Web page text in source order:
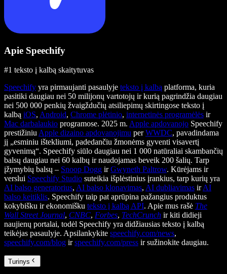
Apie Speechify
#1 teksto į kalbą skaitytuvas
Speechify yra pirmaujanti pasaulyje teksto į kalbą platforma, kuria
pasitiki daugiau nei 50 milijonų vartotojų ir kurią pagrindžia daugiau
nei 500 000 penkių žvaigždučių atsiliepimų skirtingose teksto į
kalbą iOS, Android, Chrome plėtinio, internetinės programėlės ir
Mac darbalaukio programose. 2025 m. Apple apdovanojo Speechify
prestižiniu Apple dizaino apdovanojimu perWWDC, pavadindama
jį „esminiu ištekliumi, padedančiu žmonėms gyventi visavertį
gyvenimą“. Speechify siūlo daugiau nei 1 000 natūraliai skambančių
balsų daugiau nei 60 kalbų ir naudojamas beveik 200 šalių. Tarp
įžymybių balsų – Snoop Dogg irGwyneth Paltrow. Kūrėjams ir
verslui Speechify Studio suteikia išplėstinius įrankius, tarp kurių yra
AI balso generatorius, AI balso klonavimas, AI dubliavimas irAI
balso keitiklis. Speechify taip pat aprūpina pažangius produktus
kokybišku ir ekonomišku teksto į kalbą API. Apie mus rašė The
Wall Street Journal, CNBC, Forbes, TechCrunch ir kiti didieji
naujienų portalai, todėl Speechify yra didžiausias teksto į kalbą
teikėjas pasaulyje. Apsilankykite speechify.com/news,
speechify.com/blog irspeechify.com/press ir sužinokite daugiau.
Turinys